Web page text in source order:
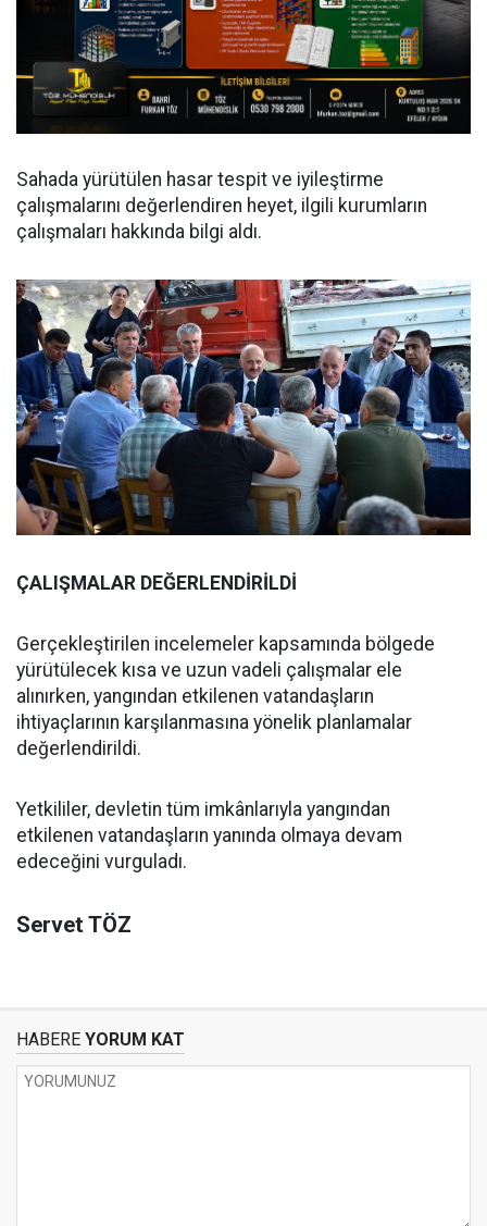
Sahada yürütülen hasar tespit ve iyileştirme
çalışmalarını değerlendiren heyet, ilgili kurumların
çalışmaları hakkında bilgi aldı.
ÇALIŞMALAR DEĞERLENDİRİLDİ
Gerçekleştirilen incelemeler kapsamında bölgede
yürütülecek kısa ve uzun vadeli çalışmalar ele
alınırken, yangından etkilenen vatandaşların
ihtiyaçlarının karşılanmasına yönelik planlamalar
değerlendirildi.
Yetkililer, devletin tüm imkânlarıyla yangından
etkilenen vatandaşların yanında olmaya devam
edeceğini vurguladı.
Servet TÖZ
HABERE YORUM KAT